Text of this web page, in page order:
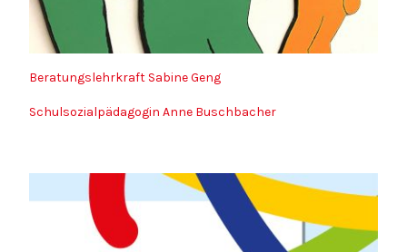
Beratungslehrkraft Sabine Geng
Schulsozialpädagogin Anne Buschbacher